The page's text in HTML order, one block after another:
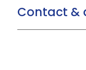
Contact &